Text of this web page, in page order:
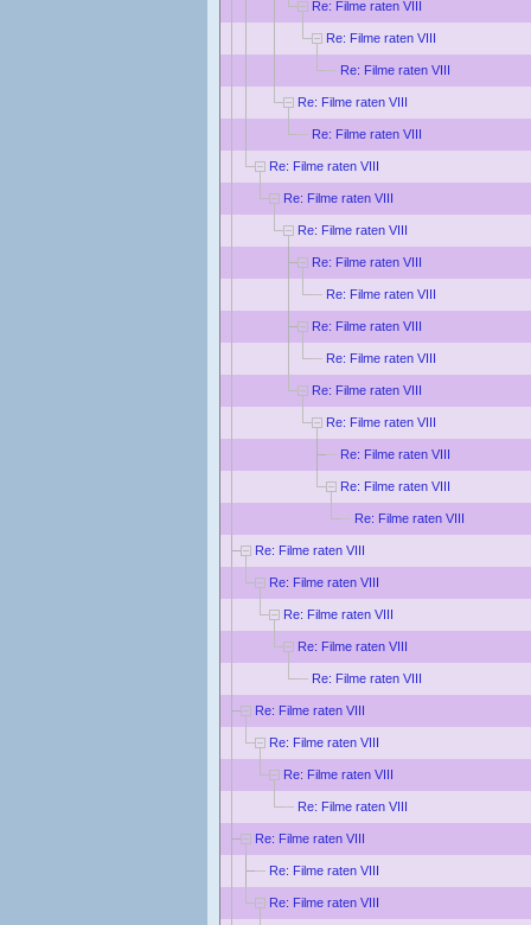
Re: Filme raten VIII
Re: Filme raten VIII
Re: Filme raten VIII
Re: Filme raten VIII
Re: Filme raten VIII
Re: Filme raten VIII
Re: Filme raten VIII
Re: Filme raten VIII
Re: Filme raten VIII
Re: Filme raten VIII
Re: Filme raten VIII
Re: Filme raten VIII
Re: Filme raten VIII
Re: Filme raten VIII
Re: Filme raten VIII
Re: Filme raten VIII
Re: Filme raten VIII
Re: Filme raten VIII
Re: Filme raten VIII
Re: Filme raten VIII
Re: Filme raten VIII
Re: Filme raten VIII
Re: Filme raten VIII
Re: Filme raten VIII
Re: Filme raten VIII
Re: Filme raten VIII
Re: Filme raten VIII
Re: Filme raten VIII
Re: Filme raten VIII